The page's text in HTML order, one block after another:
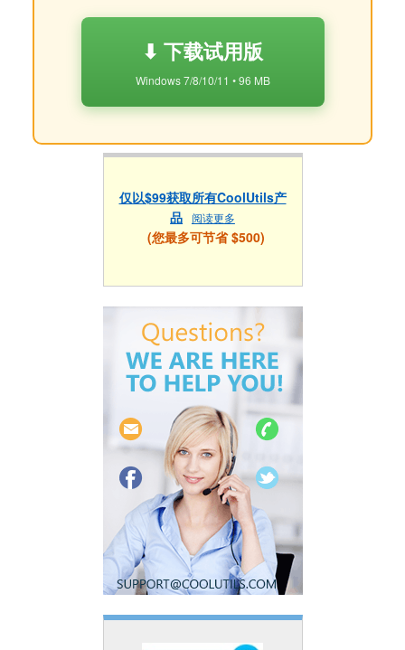
⬇ 下载试用版
Windows 7/8/10/11 • 96 MB
仅以$99获取所有CoolUtils产
品 阅读更多
(您最多可节省 $500)